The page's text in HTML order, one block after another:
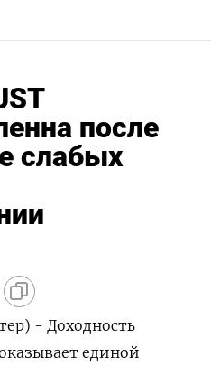
после
слабых
- Доходность
единой